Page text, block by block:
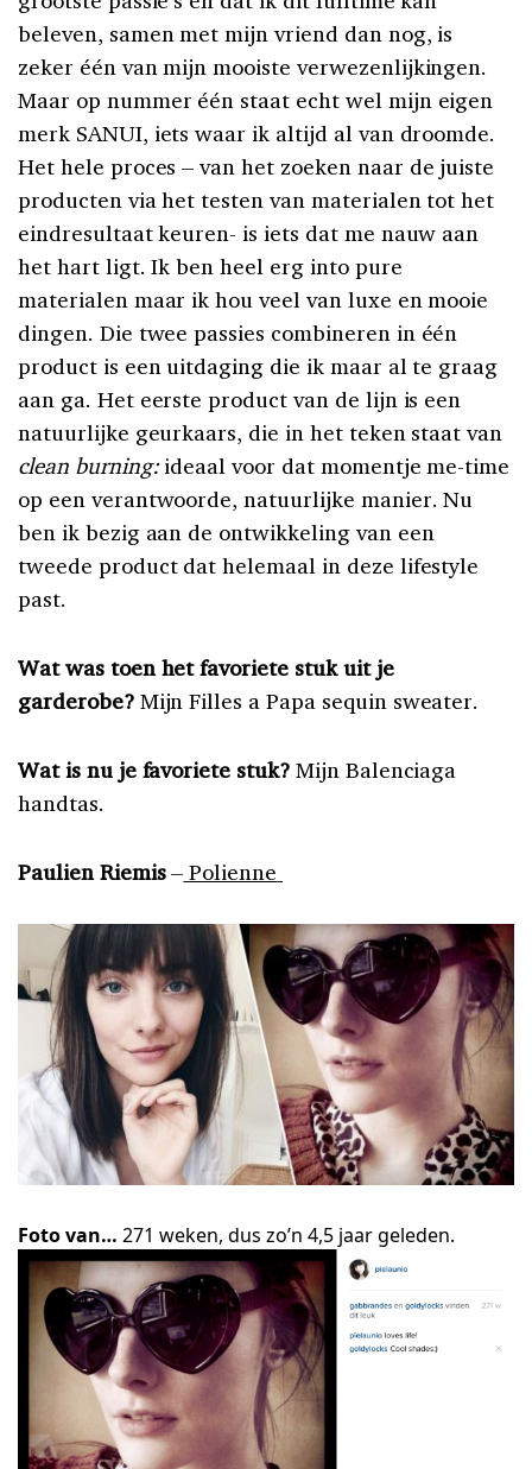
beleven, samen met mijn vriend dan nog, is
zeker één van mijn mooiste verwezenlijkingen.
Maar op nummer één staat echt wel mijn eigen
merk SANUI, iets waar ik altijd al van droomde.
Het hele proces – van het zoeken naar de juiste
producten via het testen van materialen tot het
eindresultaat keuren- is iets dat me nauw aan
het hart ligt. Ik ben heel erg into pure
materialen maar ik hou veel van luxe en mooie
dingen. Die twee passies combineren in één
product is een uitdaging die ik maar al te graag
aan ga. Het eerste product van de lijn is een
natuurlijke geurkaars, die in het teken staat van
clean burning:ideaal voor dat momentje me-time
op een verantwoorde, natuurlijke manier. Nu
ben ik bezig aan de ontwikkeling van een
tweede product dat helemaal in deze lifestyle
past.
Wat was toen het favoriete stuk uit je
garderobe?Mijn Filles a Papa sequin sweater.
Wat is nu je favoriete stuk?Mijn Balenciaga
handtas.
Paulien Riemis– Polienne
Foto van… 271 weken, dus zo’n 4,5 jaar geleden.